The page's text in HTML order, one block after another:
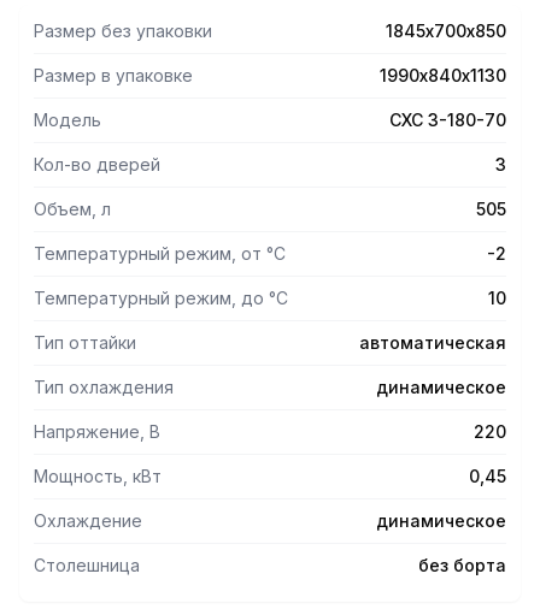
обеспечивают механическую прочность, отличную
термоизоляцию и продолжительный срок эксплуатации
изделия (долговечность).
Размер без упаковки 1845х700х850
Размер в упаковке 1990х840х1130
Модель СХС 3-180-70
Кол-во дверей 3
Объем, л 505
Температурный режим, от °С -2
Температурный режим, до °С 10
Тип оттайки автоматическая
Тип охлаждения динамическое
Напряжение, В 220
Мощность, кВт 0,45
Охлаждение динамическое
Столешница без борта